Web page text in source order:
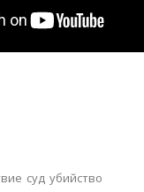
суд убийство